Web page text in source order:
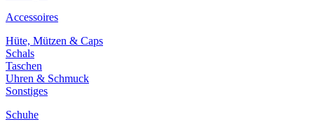
Accessoires
Hüte, Mützen & Caps
Schals
Taschen
Uhren & Schmuck
Sonstiges
Schuhe